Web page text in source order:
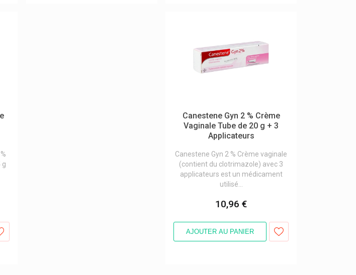
g
Canestene Gyn 2 % Crème
Vaginale Tube de 20 g + 3
Applicateurs
Canestene Gyn 2 % Crème vaginale
(contient du clotrimazole) avec 3
applicateurs est un médicament
utilisé...
10,96 €
AJOUTER AU PANIER